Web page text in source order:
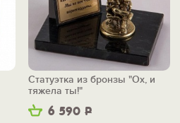
6 590 Р
Статуэтка из бронзы "Ох, и
тяжела ты!"